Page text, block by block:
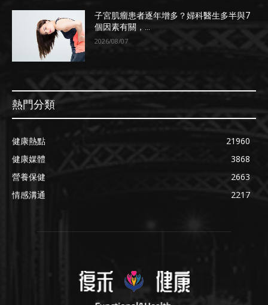
子宮肌瘤患者逐年增多？婦科醫生多半與7
個因素有關，...
2026/08/07
熱門分類
健康熱點
21960
健康媒體
3868
營養保健
2663
情感溝通
2217